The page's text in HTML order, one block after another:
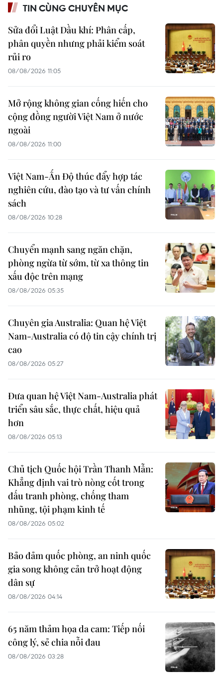
TIN CÙNG CHUYÊN MỤC
Sửa đổi Luật Dầu khí: Phân cấp,
phân quyền nhưng phải kiểm soát
rủi ro
08/08/2026 11:05
Mở rộng không gian cống hiến cho
cộng đồng người Việt Nam ở nước
ngoài
08/08/2026 11:00
Việt Nam-Ấn Độ thúc đẩy hợp tác
nghiên cứu, đào tạo và tư vấn chính
sách
08/08/2026 10:28
Chuyển mạnh sang ngăn chặn,
phòng ngừa từ sớm, từ xa thông tin
xấu độc trên mạng
08/08/2026 05:35
Chuyên gia Australia: Quan hệ Việt
Nam-Australia có độ tin cậy chính trị
cao
08/08/2026 05:27
Đưa quan hệ Việt Nam-Australia phát
triển sâu sắc, thực chất, hiệu quả
hơn
08/08/2026 05:13
Chủ tịch Quốc hội Trần Thanh Mẫn:
Khẳng định vai trò nòng cốt trong
đấu tranh phòng, chống tham
nhũng, tội phạm kinh tế
08/08/2026 05:02
Bảo đảm quốc phòng, an ninh quốc
gia song không cản trở hoạt động
dân sự
08/08/2026 04:14
65 năm thảm họa da cam: Tiếp nối
công lý, sẻ chia nỗi đau
08/08/2026 03:28